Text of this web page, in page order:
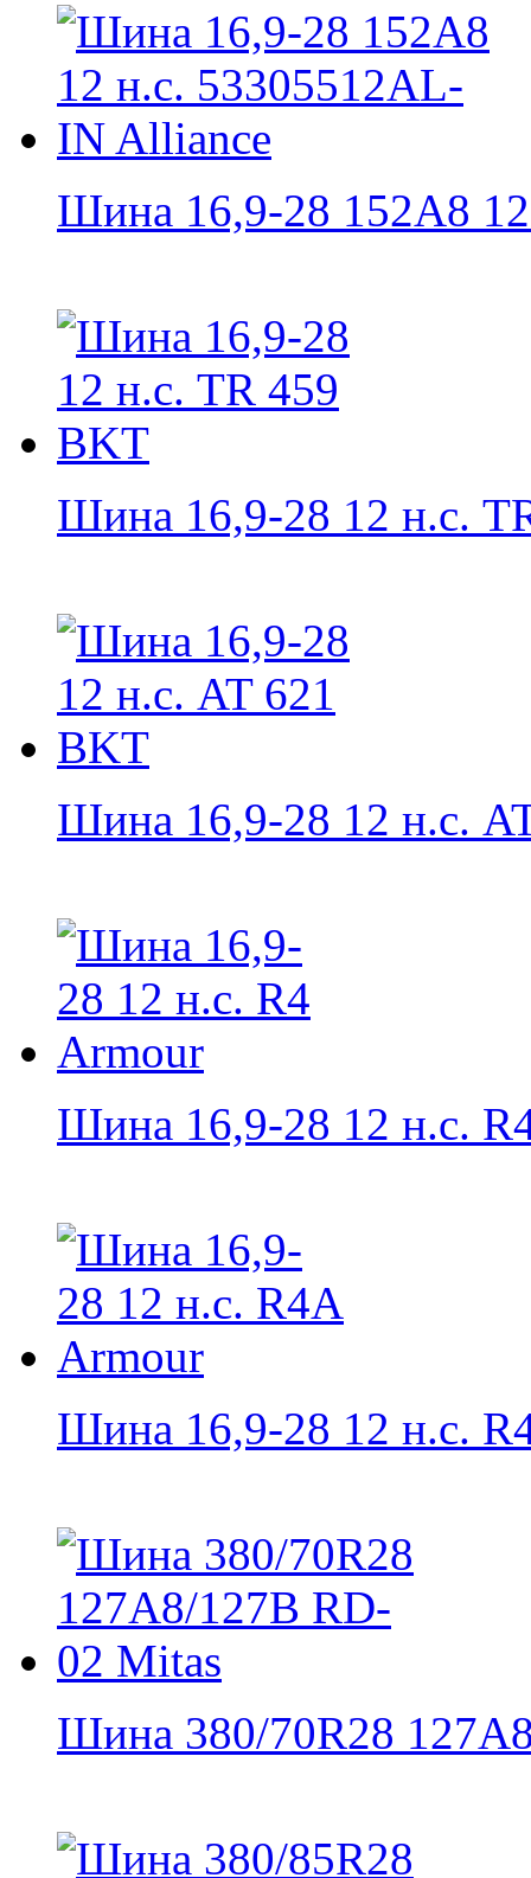
Шина 16,9-28 152A8
Шина 16,9-28 12 н.с.
Шина 16,9-28 12 н.с.
Шина 16,9-28 12 н.с.
Шина 16,9-28 12 н.с.
Шина 380/70R28